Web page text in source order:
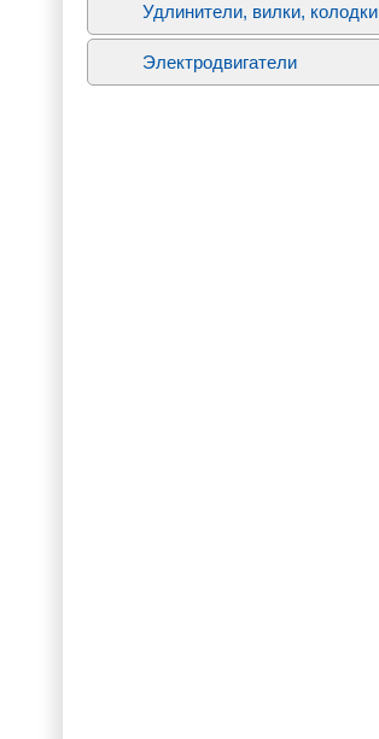
Удлинители, вилки, колодки
Электродвигатели